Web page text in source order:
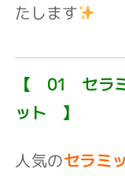
たします
【 01 セラ
ット 】
人気のセラミ